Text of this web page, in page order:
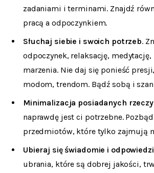
zadaniami i terminami. Znajdź
pracą a odpoczynkiem.
Słuchaj siebie i swoich potrzeb.
odpoczynek, relaksację, medytację,
marzenia. Nie daj się ponieść
modom, trendom. Bądź sobą i
Minimalizacja posiadanych
naprawdę jest ci potrzebne.
przedmiotów, które tylko zajmują
Ubieraj się świadomie i
ubrania, które są dobrej jakości,